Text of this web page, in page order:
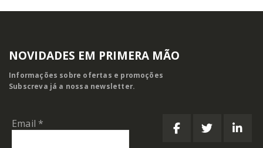
NOVIDADES EM PRIMERA MÃO
Informações sobre ofertas e promoções
Subscreva já a nossa newsletter.
Email *